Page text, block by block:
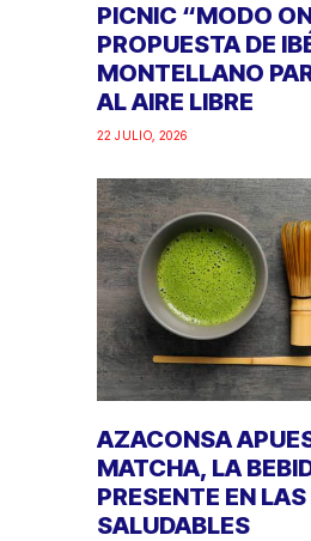
PICNIC “MODO
PROPUESTA DE
MONTELLANO
AL AIRE LIBRE
22 JULIO, 2026
AZACONSA
MATCHA, LA
PRESENTE EN
SALUDABLES